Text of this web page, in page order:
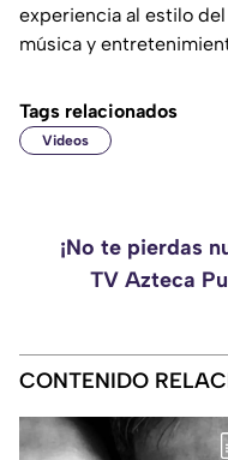
experiencia al estilo
música y
Tags relacionados
Videos
¡No te pierdas
TV Azteca
CONTENIDO